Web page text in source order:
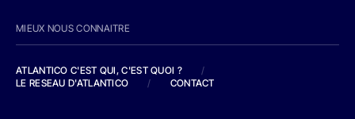
MIEUX NOUS CONNAITRE
ATLANTICO C'EST QUI, C'EST QUOI ?
/
LE RESEAU D'ATLANTICO
/ CONTACT